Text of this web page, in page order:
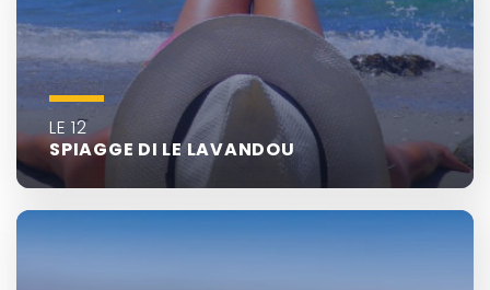
LE 12
SPIAGGE DI LE LAVANDOU